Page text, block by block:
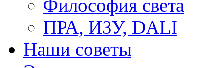
Философия света
ПРА, ИЗУ, DALI
Наши советы